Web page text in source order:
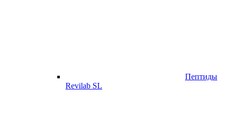
Пептиды
Revilab SL